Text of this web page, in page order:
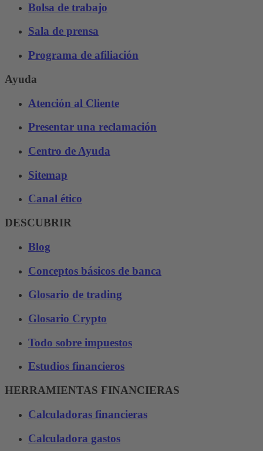
Bolsa de trabajo
Sala de prensa
Programa de afiliación
Ayuda
Atención al Cliente
Presentar una reclamación
Centro de Ayuda
Sitemap
Canal ético
DESCUBRIR
Blog
Conceptos básicos de banca
Glosario de trading
Glosario Crypto
Todo sobre impuestos
Estudios financieros
HERRAMIENTAS FINANCIERAS
Calculadoras financieras
Calculadora gastos